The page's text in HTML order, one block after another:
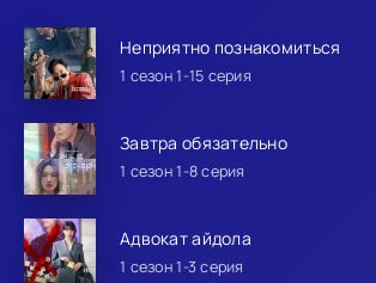
Неприятно познакомиться
1 сезон 1-15 серия
Завтра обязательно
1 сезон 1-8 серия
Адвокат айдола
1 сезон 1-3 серия